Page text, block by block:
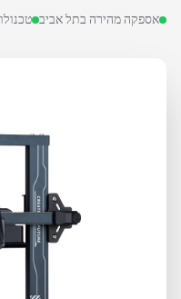
אספקה מהירה בתל אביב